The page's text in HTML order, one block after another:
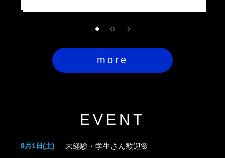
◆ ◇ ◇
more
EVENT
8月1日(土) 未経験・学生さん歓迎🌸